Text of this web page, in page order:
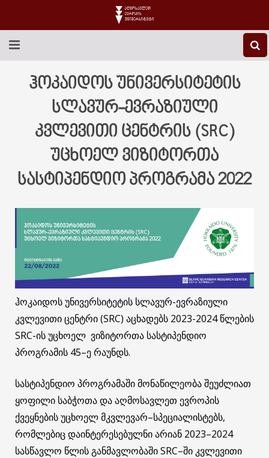
EEU-Ს ᲨᲔᲡᲐᲮᲔᲑ
ᲒᲐᲜᲐᲗᲚᲔᲑᲐ
ᲙᲕᲚᲔᲕᲐ
ᲡᲐᲔᲠᲗᲐᲨᲝᲠᲘᲡᲝ
ᲑᲘᲑᲚᲘᲝᲗᲔᲙᲐ
ᲙᲝᲜᲢᲐᲥᲢᲘ
ჰოკაიდოს უნივერსიტეტის
სლავურ-ევრაზიული
კვლევითი ცენტრის (SRC)
უცხოელ ვიზიტორთა
სასტიპენდიო პროგრამა 2022
ჰოკაიდოს უნივერსიტეტის სლავურ-ევრაზიული
კვლევითი ცენტრი (SRC) აცხადებს 2023-2024 წლების
SRC-ის უცხოელ ვიზიტორთა სასტიპენდიო
პროგრამის 45–ე რაუნდს.
სასტიპენდიო პროგრამაში მონაწილეობა შეუძლიათ
ყოფილი საბჭოთა და აღმოსავლეთ ევროპის
ქვეყნების უცხოელ მკვლევარ–სპეციალისტებს,
რომლებიც დაინტერესებულნი არიან 2023–2024
სასწავლო წლის განმავლობაში SRC–ში კვლევითი